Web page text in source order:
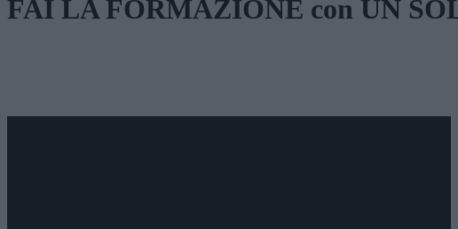
FAI LA FORMAZIONE con UN